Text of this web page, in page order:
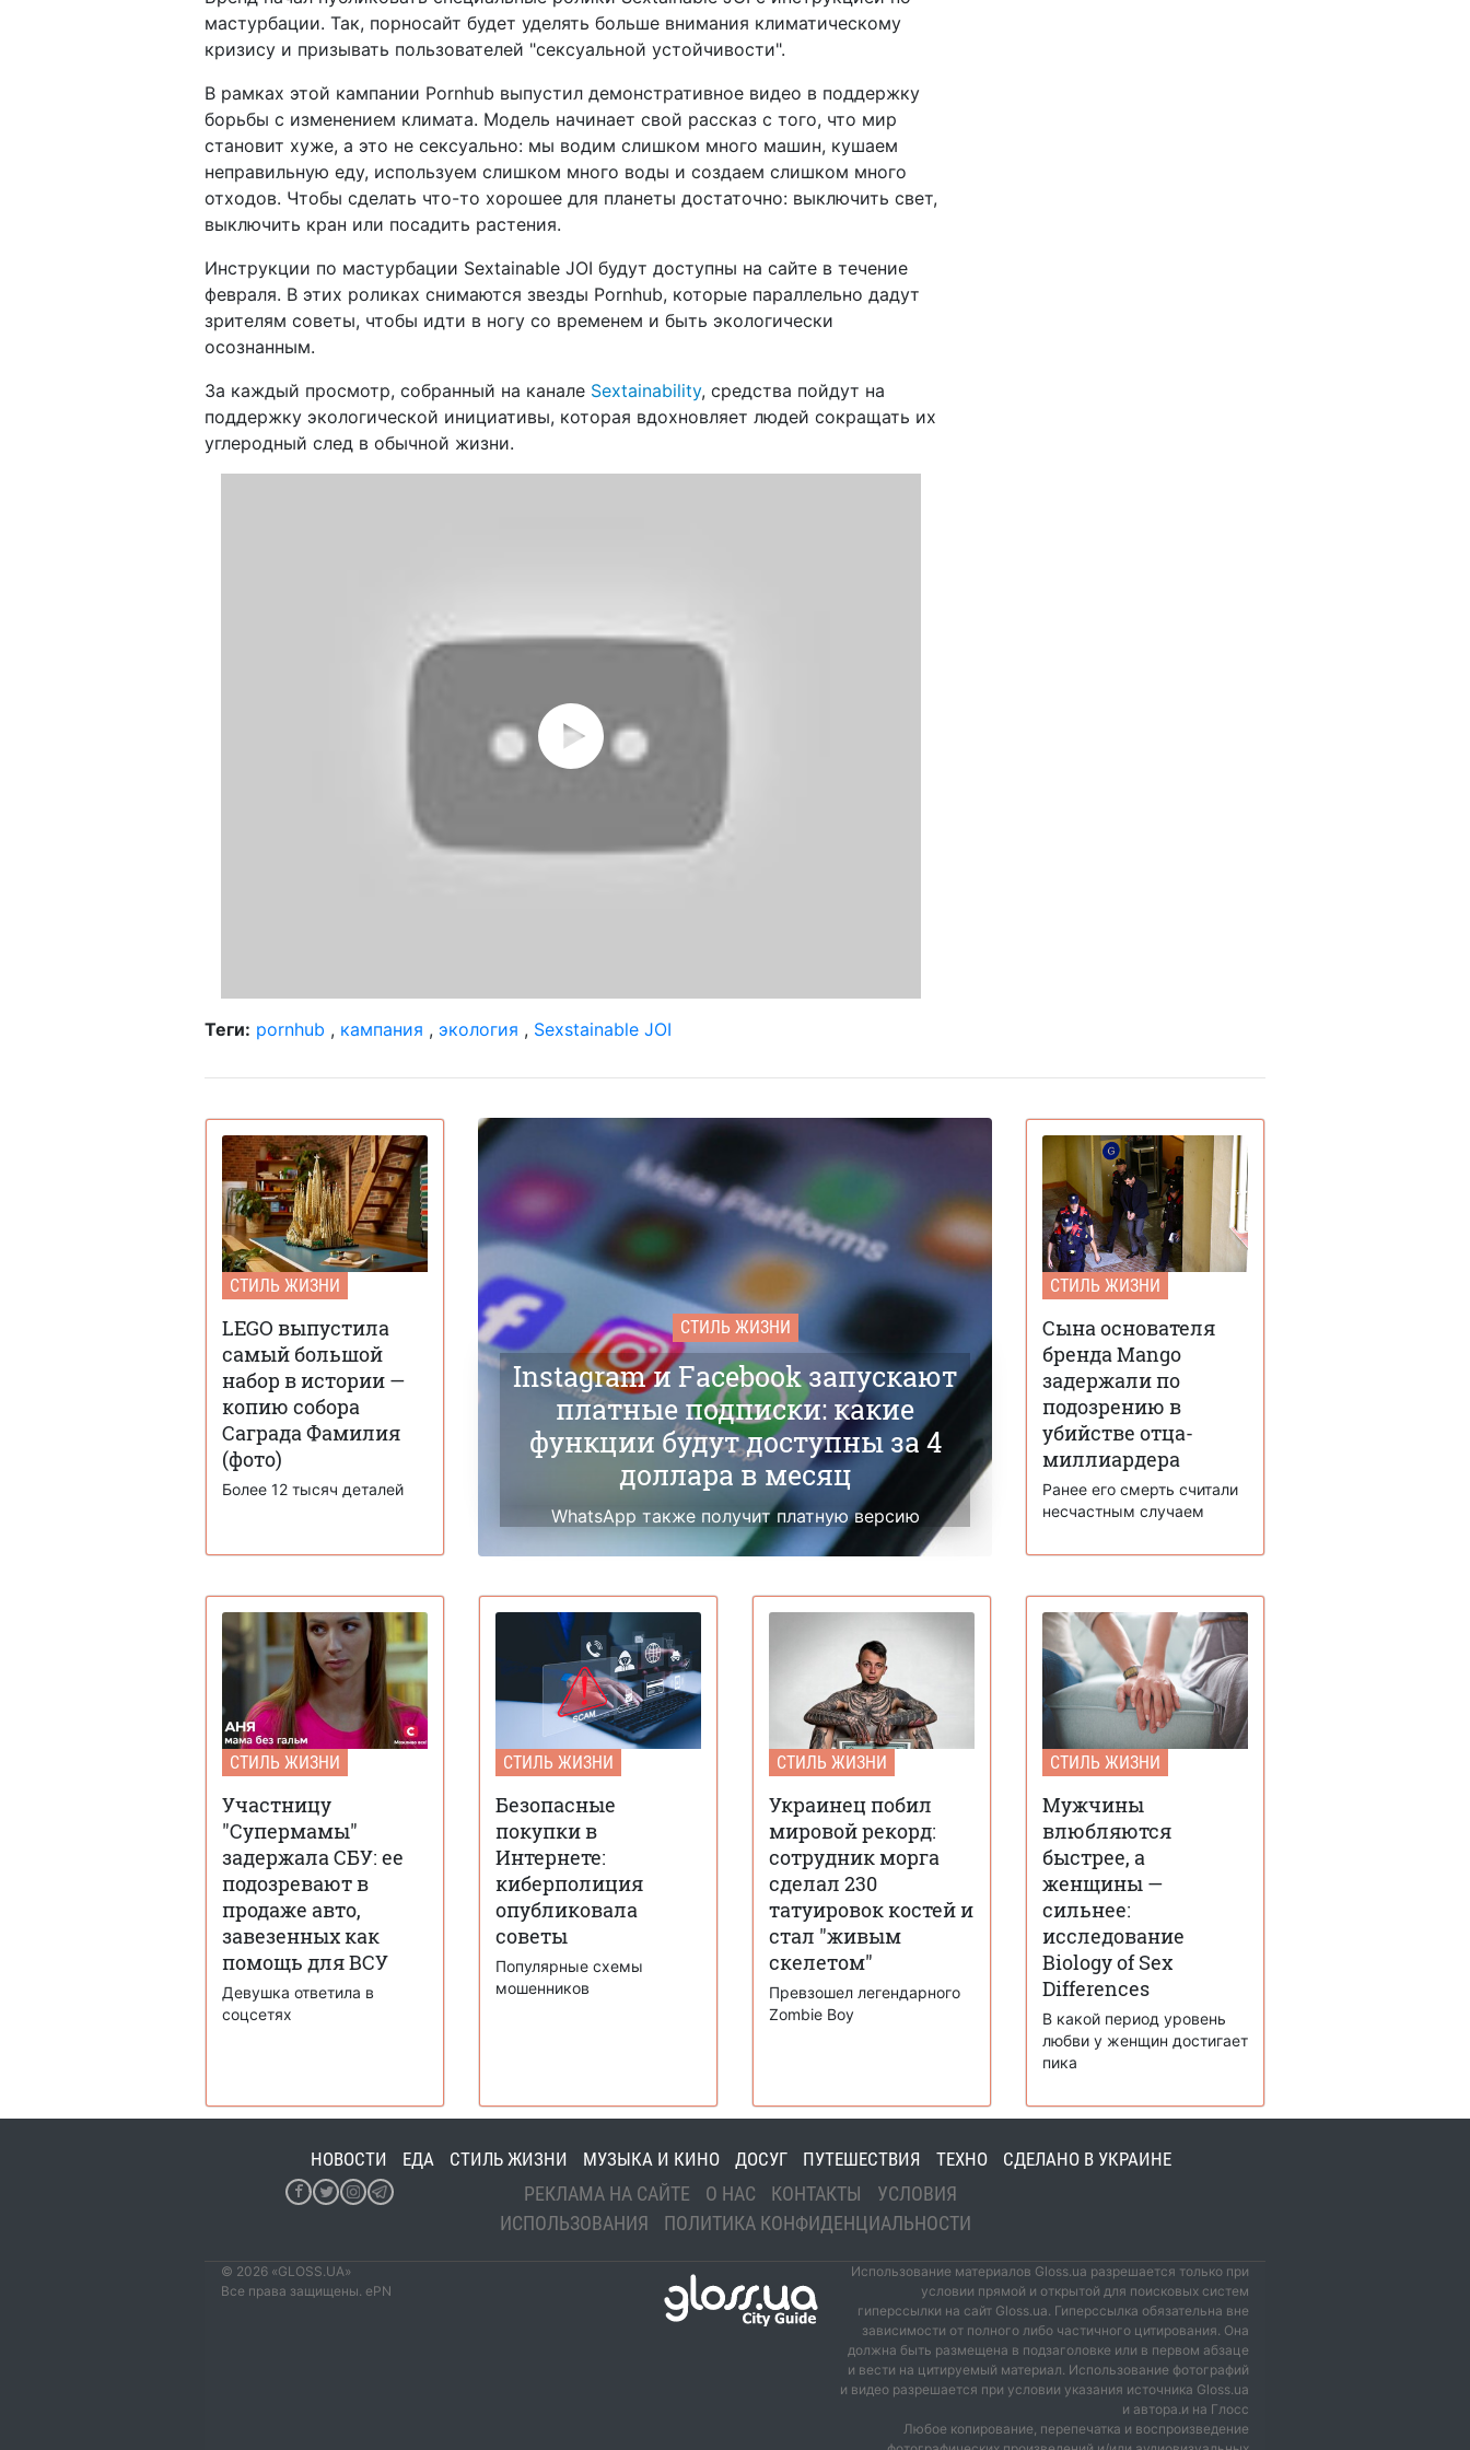
мастурбации. Так, порносайт будет уделять больше внимания климатическому
кризису и призывать пользователей "сексуальной устойчивости".
В рамках этой кампании Pornhub выпустил демонстративное видео в поддержку
борьбы с изменением климата. Модель начинает свой рассказ с того, что мир
становит хуже, а это не сексуально: мы водим слишком много машин, кушаем
неправильную еду, используем слишком много воды и создаем слишком много
отходов. Чтобы сделать что-то хорошее для планеты достаточно: выключить свет,
выключить кран или посадить растения.
Инструкции по мастурбации Sextainable JOI будут доступны на сайте в течение
февраля. В этих роликах снимаются звезды Pornhub, которые параллельно дадут
зрителям советы, чтобы идти в ногу со временем и быть экологически
осознанным.
За каждый просмотр, собранный на канале Sextainability, средства пойдут на
поддержку экологической инициативы, которая вдохновляет людей сокращать их
углеродный след в обычной жизни.
Теги: pornhub , кампания , экология , Sexstainable JOI
СТИЛЬ ЖИЗНИ
LEGO выпустила
самый большой
набор в истории —
копию собора
Саграда Фамилия
(фото)
Более 12 тысяч деталей
СТИЛЬ ЖИЗНИ
Instagram и Facebook запускают
платные подписки: какие
функции будут доступны за 4
доллара в месяц
WhatsApp также получит платную версию
СТИЛЬ ЖИЗНИ
Сына основателя
бренда Mango
задержали по
подозрению в
убийстве отца-
миллиардера
Ранее его смерть считали
несчастным случаем
СТИЛЬ ЖИЗНИ
Участницу
"Супермамы"
задержала СБУ: ее
подозревают в
продаже авто,
завезенных как
помощь для ВСУ
Девушка ответила в
соцсетях
СТИЛЬ ЖИЗНИ
Безопасные
покупки в
Интернете:
киберполиция
опубликовала
советы
Популярные схемы
мошенников
СТИЛЬ ЖИЗНИ
Украинец побил
мировой рекорд:
сотрудник морга
сделал 230
татуировок костей и
стал "живым
скелетом"
Превзошел легендарного
Zombie Boy
СТИЛЬ ЖИЗНИ
Мужчины
влюбляются
быстрее, а
женщины —
сильнее:
исследование
Biology of Sex
Differences
В какой период уровень
любви у женщин достигает
пика
НОВОСТИ ЕДА СТИЛЬ ЖИЗНИ МУЗЫКА И КИНО ДОСУГ ПУТЕШЕСТВИЯ ТЕХНО СДЕЛАНО В УКРАИНЕ
РЕКЛАМА НА САЙТЕ О НАС КОНТАКТЫ
УСЛОВИЯ
ИСПОЛЬЗОВАНИЯ
ПОЛИТИКА КОНФИДЕНЦИАЛЬНОСТИ
© 2026 «GLOSS.UA»
Все права защищены. ePN
Использование материалов Gloss.ua разрешается только при
условии прямой и открытой для поисковых систем
гиперссылки на сайт Gloss.ua. Гиперссылка обязательна вне
зависимости от полного либо частичного цитирования. Она
должна быть размещена в подзаголовке или в первом абзаце
и вести на цитируемый материал. Использование фотографий
и видео разрешается при условии указания источника Gloss.ua
и автора.и на Глосс
Любое копирование, перепечатка и воспроизведение